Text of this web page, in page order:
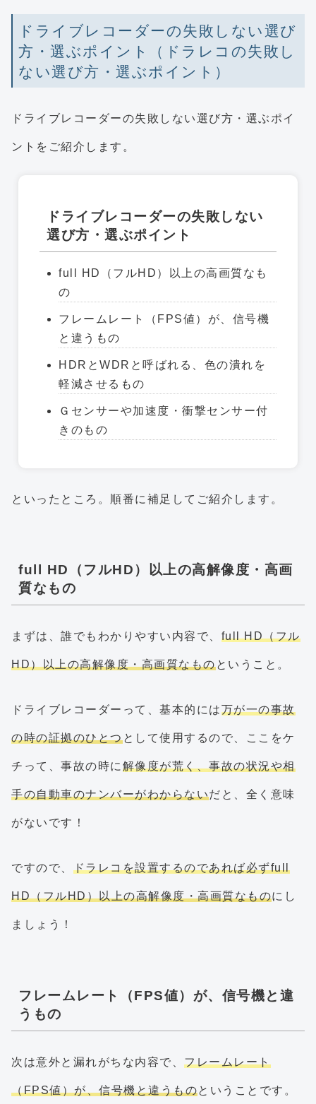
ドライブレコーダーの失敗しない選び
方・選ぶポイント（ドラレコの失敗し
ない選び方・選ぶポイント）
ドライブレコーダーの失敗しない選び方・選ぶポイ
ントをご紹介します。
ドライブレコーダーの失敗しない
選び方・選ぶポイント
full HD（フルHD）以上の高画質なも
の
フレームレート（FPS値）が、信号機
と違うもの
HDRとWDRと呼ばれる、色の潰れを
軽減させるもの
Ｇセンサーや加速度・衝撃センサー付
きのもの
といったところ。順番に補足してご紹介します。
full HD（フルHD）以上の高解像度・高画
質なもの
まずは、誰でもわかりやすい内容で、 full HD（フル
HD）以上の高解像度・高画質なものということ。
ドライブレコーダーって、基本的には万が一の事故
の時の証拠のひとつとして使用するので、ここをケ
チって、事故の時に 解像度が荒く、事故の状況や相
手の自動車のナンバーがわからないだと、全く意味
がないです！
ですので、 ドラレコを設置するのであれば必ずfull
HD（フルHD）以上の高解像度・高画質なものにし
ましょう！
フレームレート（FPS値）が、信号機と違
うもの
次は意外と漏れがちな内容で、 フレームレート
（FPS値）が、信号機と違うものということです。